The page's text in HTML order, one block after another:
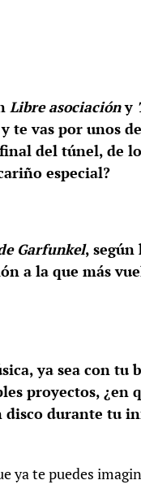
Libre asociacióny
te vas por unos
del túnel, de
especial?
Garfunkel, según
a la que más
ya sea con tu
proyectos, ¿en
durante tu
ya te puedes